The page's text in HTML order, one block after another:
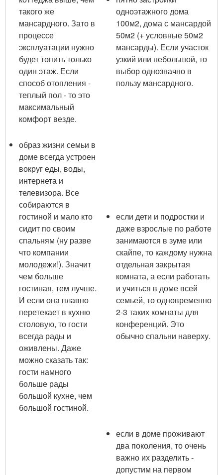
такого же
мансардного. Зато в
процессе
эксплуатации нужно
будет топить только
один этаж. Если
способ отопления -
теплый пол - то это
максимальный
комфорт везде.
одноэтажного дома
100м2, дома с мансардой
50м2 (+ условные 50м2
мансарды). Если участок
узкий или небольшой, то
выбор однозначно в
пользу мансардного.
образ жизни семьи в
доме всегда устроен
вокруг еды, воды,
интернета и
телевизора. Все
собираются в
гостиной и мало кто
сидит по своим
спальням (ну разве
что компании
молодежи!). Значит
чем больше
гостиная, тем лучше.
И если она плавно
перетекает в кухню
столовую, то гости
всегда рады и
оживлены. Даже
можно сказать так:
гости намного
больше рады
большой кухне, чем
большой гостиной.
если дети и подростки и
даже взрослые по работе
занимаются в зуме или
скайпе, то каждому нужна
отдельная закрытая
комната, а если работать
и учиться в доме всей
семьей, то одновременно
2-3 таких комнаты для
конференций. Это
обычно спальни наверху.
если в доме проживают
два поколения, то очень
важно их разделить -
допустим на первом